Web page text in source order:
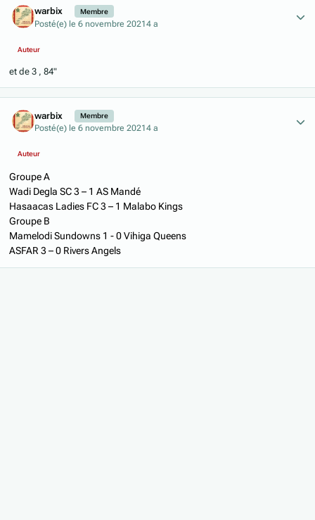
warbix Membre
Posté(e) le 6 novembre 20214 a
Auteur
et de 3 , 84"
warbix Membre
Posté(e) le 6 novembre 20214 a
Auteur
Groupe A
Wadi Degla SC 3 – 1 AS Mandé
Hasaacas Ladies FC 3 – 1 Malabo Kings
Groupe B
Mamelodi Sundowns 1 - 0 Vihiga Queens
ASFAR 3 – 0 Rivers Angels